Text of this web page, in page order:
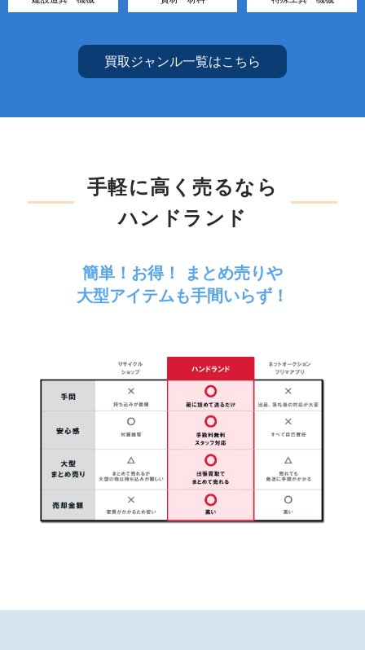
買取ジャンル一覧はこちら
手軽に高く売るなら
ハンドランド
簡単！お得！ まとめ売りや
大型アイテムも手間いらず！